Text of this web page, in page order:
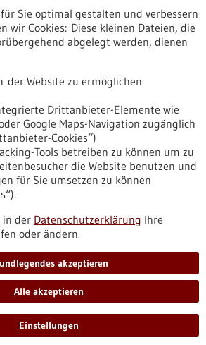
Sie optimal gestalten und verbessern
wir Cookies: Diese kleinen Dateien, die
abgelegt werden, dienen
der Website zu ermöglichen
Drittanbieter-Elemente wie
Google Maps-Navigation zugänglich
Cookies“)
Tools betreiben zu können um zu
die Website benutzen und
für Sie umsetzen zu können
in der Datenschutzerklärung Ihre
oder ändern.
akzeptieren
Alle akzeptieren
Einstellungen